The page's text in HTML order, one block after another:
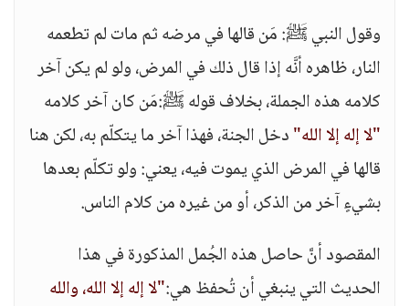
وقول النبي ﷺ: مَن قالها في مرضه ثم مات لم تطعمه
النار، ظاهره أنَّه إذا قال ذلك في المرض، ولو لم يكن آخر
كلامه هذه الجملة، بخلاف قوله ﷺ:مَن كان آخر كلامه
"لا إله إلا الله"دخل الجنة، فهذا آخر ما يتكلّم به، لكن هنا
قالها في المرض الذي يموت فيه، يعني: ولو تكلّم بعدها
بشيءٍ آخر من الذكر، أو من غيره من كلام الناس.
المقصود أنَّ حاصل هذه الجُمل المذكورة في هذا
الحديث التي ينبغي أن تُحفظ هي:"لا إله إلا الله، والله